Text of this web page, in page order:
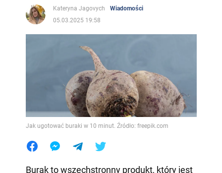
Kateryna Jagovych
Wiadomości
05.03.2025 19:58
Jak ugotować buraki w 10 minut. Źródło: freepik.com
Burak to wszechstronny produkt, który jest